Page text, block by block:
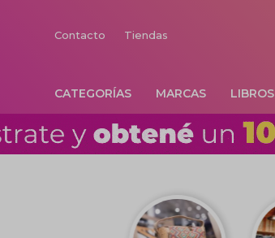
CATEGORÍAS MARCAS LIBROS
Contacto Tiendas